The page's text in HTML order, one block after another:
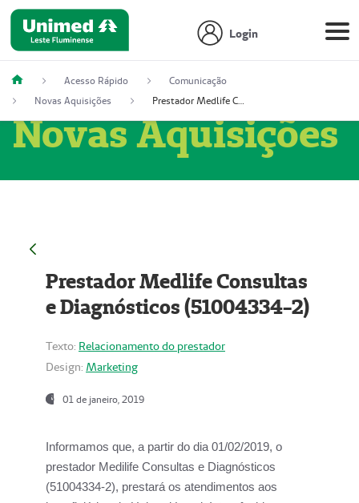
Login
Acesso Rápido
Comunicação
Novas Aquisições
Prestador Medlife Consultas e Diagnósticos (51004334-2)
Novas Aquisições
Prestador Medlife Consultas
e Diagnósticos (51004334-2)
Texto: Relacionamento do prestador
Design: Marketing
01 de janeiro, 2019
Informamos que, a partir do dia 01/02/2019, o
prestador Medilife Consultas e Diagnósticos
(51004334-2), prestará os atendimentos aos